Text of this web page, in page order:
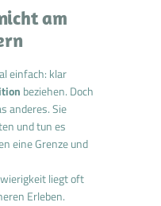
am
einfach: klar
beziehen. Doch
anderes. Sie
und tun es
eine Grenze und
liegt oft
Erleben.